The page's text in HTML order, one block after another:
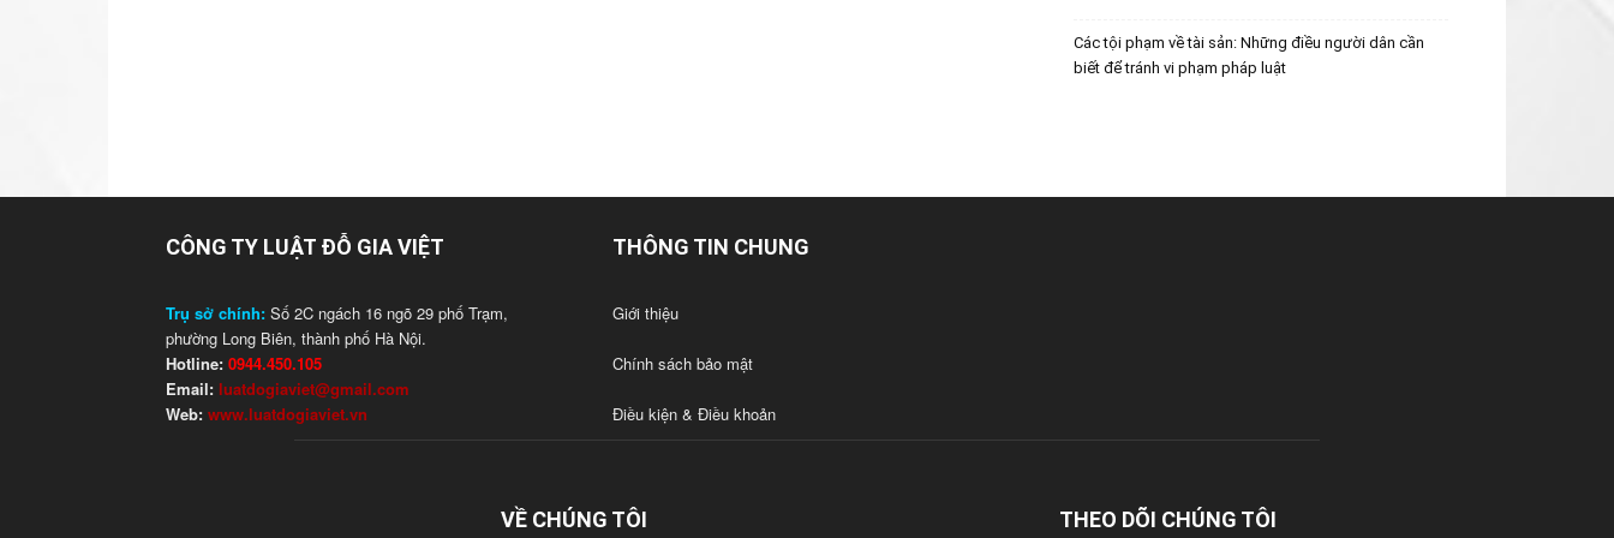
Các tội phạm về tài sản: Những điều người dân cần
biết để tránh vi phạm pháp luật
CÔNG TY LUẬT ĐỖ GIA VIỆT
Trụ sở chính: Số 2C ngách 16 ngõ 29 phố Trạm,
phường Long Biên, thành phố Hà Nội.
Hotline: 0944.450.105
Email: luatdogiaviet@gmail.com
Web: www.luatdogiaviet.vn
THÔNG TIN CHUNG
Giới thiệu
Chính sách bảo mật
Điều kiện & Điều khoản
VỀ CHÚNG TÔI THEO DÕI CHÚNG TÔI